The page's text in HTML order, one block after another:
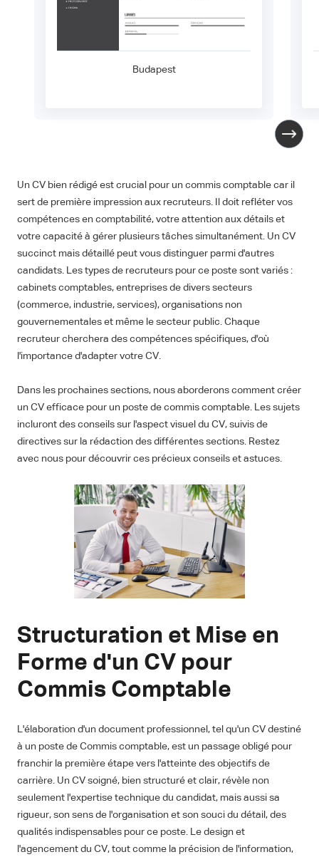
Budapest
Un CV bien rédigé est crucial pour un commis comptable car il
sert de première impression aux recruteurs. Il doit refléter vos
compétences en comptabilité, votre attention aux détails et
votre capacité à gérer plusieurs tâches simultanément. Un CV
succinct mais détaillé peut vous distinguer parmi d'autres
candidats. Les types de recruteurs pour ce poste sont variés :
cabinets comptables, entreprises de divers secteurs
(commerce, industrie, services), organisations non
gouvernementales et même le secteur public. Chaque
recruteur cherchera des compétences spécifiques, d'où
l'importance d'adapter votre CV.
Dans les prochaines sections, nous aborderons comment créer
un CV efficace pour un poste de commis comptable. Les sujets
incluront des conseils sur l'aspect visuel du CV, suivis de
directives sur la rédaction des différentes sections. Restez
avec nous pour découvrir ces précieux conseils et astuces.
Structuration et Mise en
Forme d'un CV pour
Commis Comptable
L'élaboration d'un document professionnel, tel qu'un CV destiné
à un poste de Commis comptable, est un passage obligé pour
franchir la première étape vers l'atteinte des objectifs de
carrière. Un CV soigné, bien structuré et clair, révèle non
seulement l'expertise technique du candidat, mais aussi sa
rigueur, son sens de l'organisation et son souci du détail, des
qualités indispensables pour ce poste. Le design et
l'agencement du CV, tout comme la précision de l'information,